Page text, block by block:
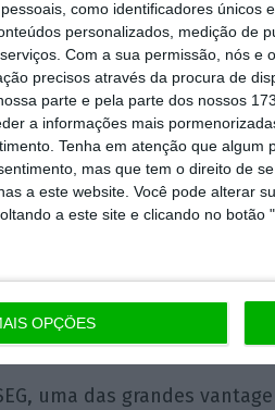
como identificadores únicos
personalizados, medição de
Com a sua permissão, nós e
precisos através da procura de
parte e pela parte dos nossos
a informações mais
Tenha em atenção que algum
mas que tem o direito de
a este website. Você pode alterar
a este site e clicando no botão
OPÇÕES
das contas
mais complicada
Em Portugal,
maior do que por
20 anos de
Católica Lisbon School of Business
uma das grandes